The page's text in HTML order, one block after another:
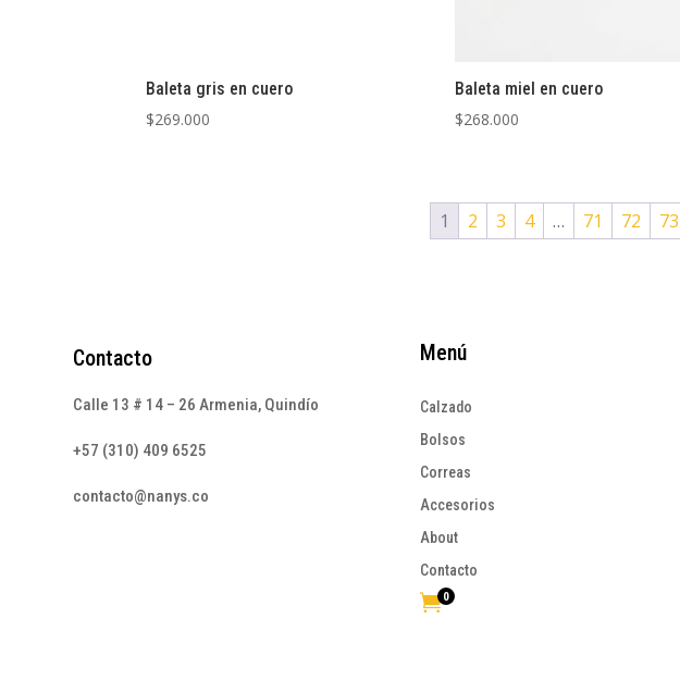
Baleta gris en cuero
$269.000
Baleta miel en cuero
$268.000
1 2 3 4 … 71 72 73
Contacto
Calle 13 # 14 – 26 Armenia, Quindío
+57 (310) 409 6525
contacto@nanys.co
Menú
Calzado
Bolsos
Correas
Accesorios
About
Contacto
0